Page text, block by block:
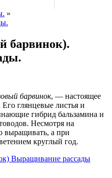
»
барвинок).
барвинок, — настоящее
глянцевые листья и
гибрид бальзамина и
Несмотря на
выращивать, а при
круглый год.